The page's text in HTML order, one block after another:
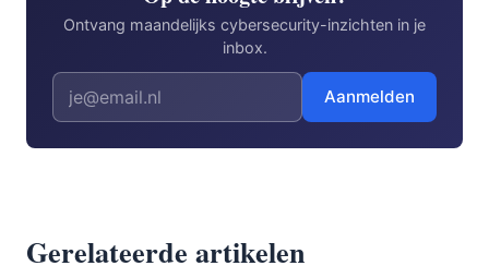
Ontvang maandelijks cybersecurity-inzichten in je
inbox.
Aanmelden
Gerelateerde artikelen